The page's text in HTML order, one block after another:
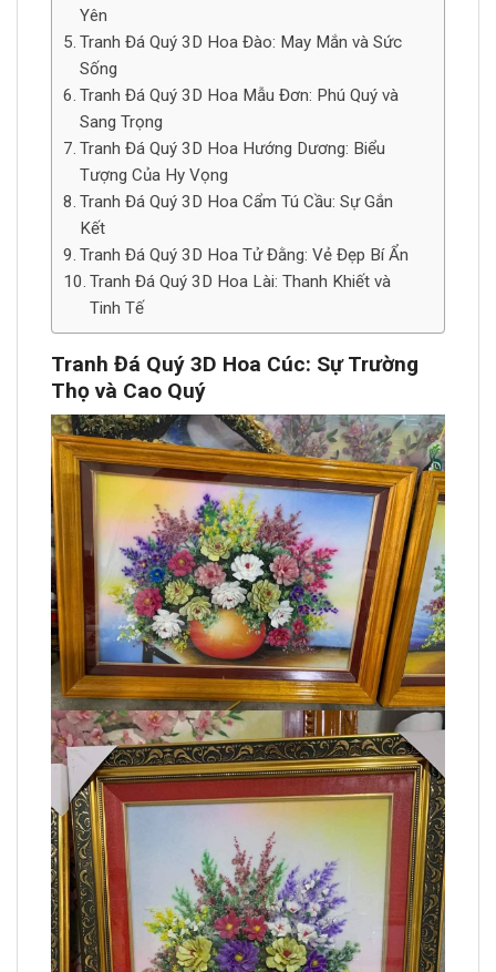
Yên
Tranh Đá Quý 3D Hoa Đào: May Mắn và Sức
Sống
Tranh Đá Quý 3D Hoa Mẫu Đơn: Phú Quý và
Sang Trọng
Tranh Đá Quý 3D Hoa Hướng Dương: Biểu
Tượng Của Hy Vọng
Tranh Đá Quý 3D Hoa Cẩm Tú Cầu: Sự Gắn
Kết
Tranh Đá Quý 3D Hoa Tử Đằng: Vẻ Đẹp Bí Ẩn
Tranh Đá Quý 3D Hoa Lài: Thanh Khiết và
Tinh Tế
Tranh Đá Quý 3D Hoa Cúc: Sự Trường
Thọ và Cao Quý